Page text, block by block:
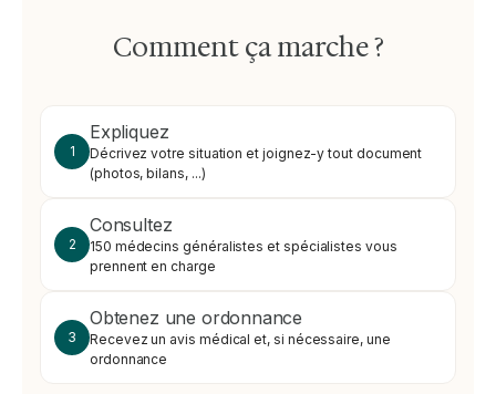
Comment ça marche ?
1
Expliquez
Décrivez votre situation et joignez-y tout document
(photos, bilans, ...)
2
Consultez
150 médecins généralistes et spécialistes vous
prennent en charge
3
Obtenez une ordonnance
Recevez un avis médical et, si nécessaire, une
ordonnance